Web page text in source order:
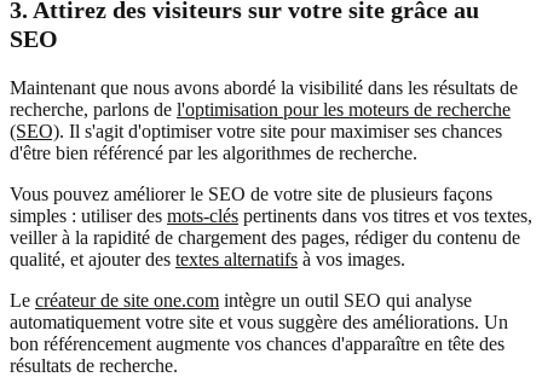
3. Attirez des visiteurs sur votre site grâce au
SEO
Maintenant que nous avons abordé la visibilité dans les résultats de
recherche, parlons de l'optimisation pour les moteurs de recherche
(SEO). Il s'agit d'optimiser votre site pour maximiser ses chances
d'être bien référencé par les algorithmes de recherche.
Vous pouvez améliorer le SEO de votre site de plusieurs façons
simples : utiliser des mots-clés pertinents dans vos titres et vos textes,
veiller à la rapidité de chargement des pages, rédiger du contenu de
qualité, et ajouter des textes alternatifs à vos images.
Le créateur de site one.com intègre un outil SEO qui analyse
automatiquement votre site et vous suggère des améliorations. Un
bon référencement augmente vos chances d'apparaître en tête des
résultats de recherche.